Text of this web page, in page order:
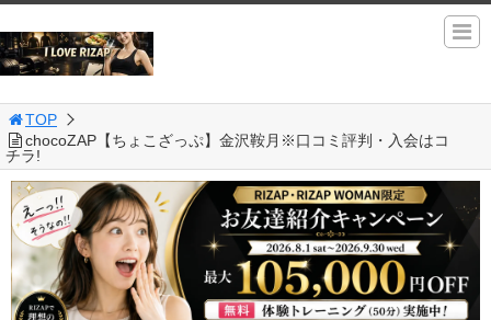
TOP
chocoZAP【ちょこざっぷ】金沢鞍月※口コミ評判・入会はコ
チラ!